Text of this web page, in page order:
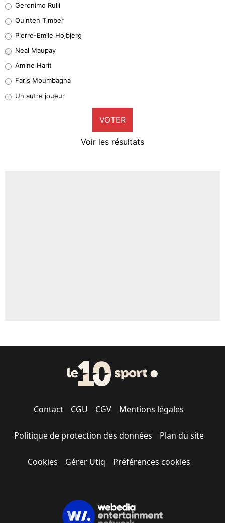
32%
5%
1%
9%
Geronimo Rulli
Quinten Timber
Pierre-Emile Hojbjerg
Neal Maupay
Amine Harit
Faris Moumbagna
Un autre joueur
VOTER
Voir les résultats
Contact CGU CGV Mentions légales
Politique de protection des données Plan du site
Cookies Gérer Utiq Préférences cookies